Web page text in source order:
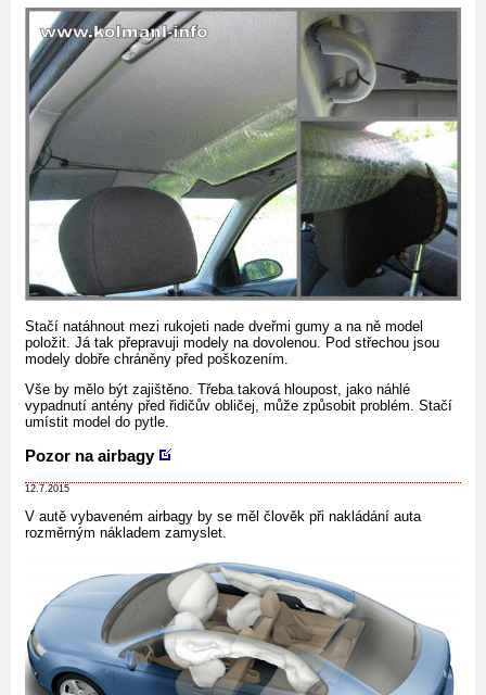
Stačí natáhnout mezi rukojeti nade dveřmi gumy a na ně model
položit. Já tak přepravuji modely na dovolenou. Pod střechou jsou
modely dobře chráněny před poškozením.
Vše by mělo být zajištěno. Třeba taková hloupost, jako náhlé
vypadnutí antény před řidičův obličej, může způsobit problém. Stačí
umístit model do pytle.
Pozor na airbagy
12.7.2015
V autě vybaveném airbagy by se měl člověk při nakládání auta
rozměrným nákladem zamyslet.